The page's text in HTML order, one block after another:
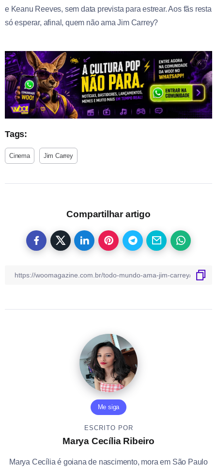
e Keanu Reeves, sem data prevista para estrear. Aos fãs resta
só esperar, afinal, quem não ama Jim Carrey?
Tags:
Cinema Jim Carrey
Compartilhar artigo
Me siga
ESCRITO POR
Marya Cecília Ribeiro
Marya Cecília é goiana de nascimento, mora em São Paulo